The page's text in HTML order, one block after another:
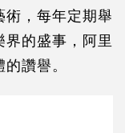
術，每年定期舉
的盛事，阿里
讚譽。